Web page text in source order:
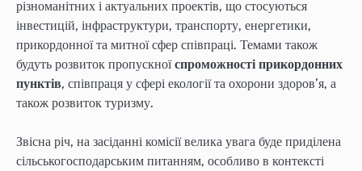
різноманітних і актуальних проектів, що стосуються
інвестицій, інфраструктури, транспорту, енергетики,
прикордонної та митної сфер співпраці. Темами також
будуть розвиток пропускноїспроможності прикордонних
пунктів, співпраця у сфері екології та охорони здоров’я, а
також розвиток туризму.
Звісна річ, на засіданні комісії велика увага буде приділена
сільськогосподарським питанням, особливо в контексті